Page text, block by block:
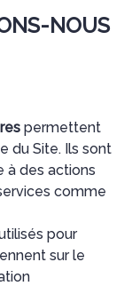
NOUS
permettent
du Site. Ils sont
à des actions
comme
pour
sur le